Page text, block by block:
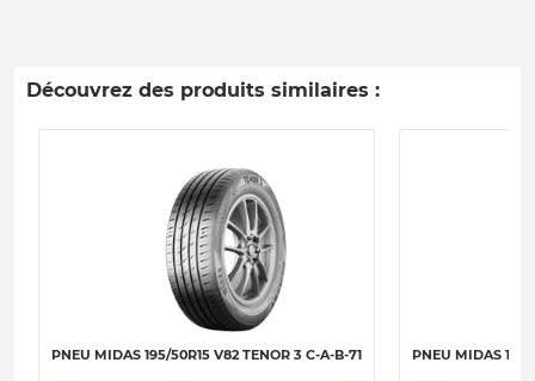
Découvrez des produits similaires :
PNEU MIDAS 195/50R15 V82 TENOR 3 C-A-B-71 PNEU MIDAS 195/